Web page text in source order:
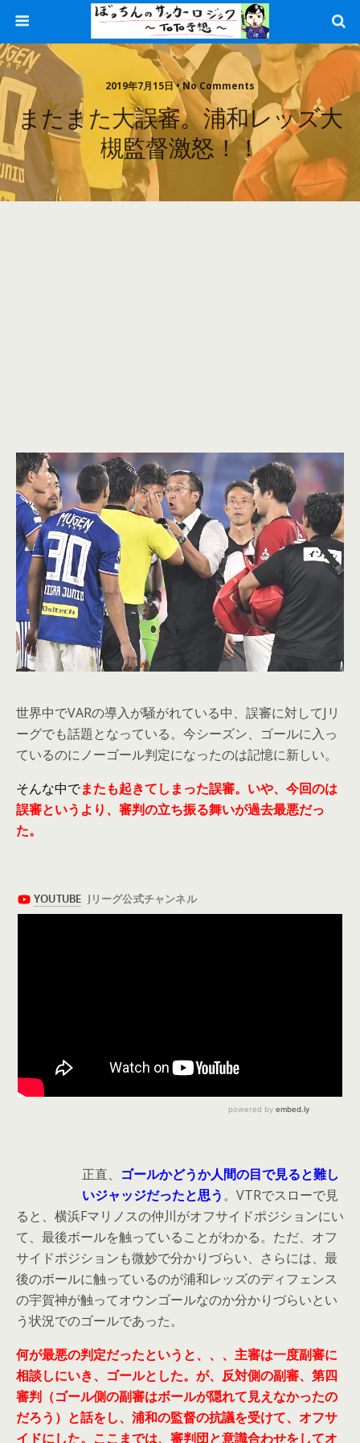
2019年7月15日 • No Comments
またまた大誤審。浦和レッズ大
槻監督激怒！！
世界中でVARの導入が騒がれている中、誤審に対してJリ
ーグでも話題となっている。今シーズン、ゴールに入っ
ているのにノーゴール判定になったのは記憶に新しい。
そんな中でまたも起きてしまった誤審。いや、今回のは
誤審というより、審判の立ち振る舞いが過去最悪だっ
た。
正直、
ゴールかどうか人間の目で見ると難し
いジャッジだったと思う。VTRでスローで見
ると、横浜Fマリノスの仲川がオフサイドポジションにい
て、最後ボールを触っていることがわかる。ただ、オフ
サイドポジションも微妙で分かりづらい、さらには、最
後のボールに触っているのが浦和レッズのディフェンス
の宇賀神が触ってオウンゴールなのか分かりづらいとい
う状況でのゴールであった。
何が最悪の判定だったというと、、、主審は一度副審に
相談しにいき、ゴールとした。が、反対側の副審、第四
審判（ゴール側の副審はボールが隠れて見えなかったの
だろう）と話をし、浦和の監督の抗議を受けて、オフサ
イドにした。ここまでは、審判団と意識合わせをしてオ